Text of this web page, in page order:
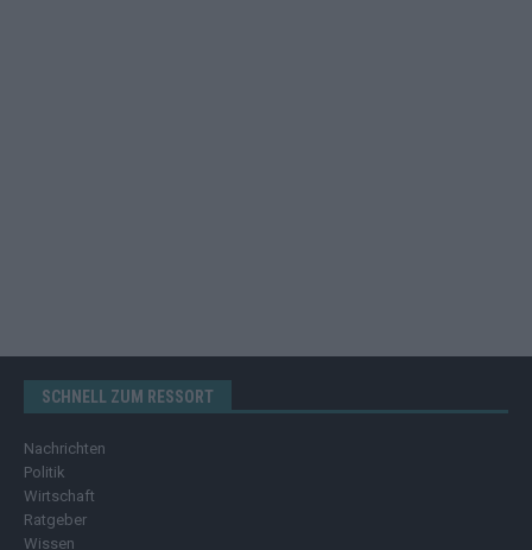
SCHNELL ZUM RESSORT
Nachrichten
Politik
Wirtschaft
Ratgeber
Wissen